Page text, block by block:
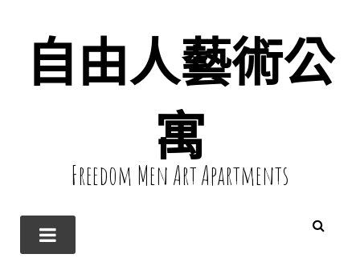
自由人藝術公
寓
Freedom Men Art Apartments